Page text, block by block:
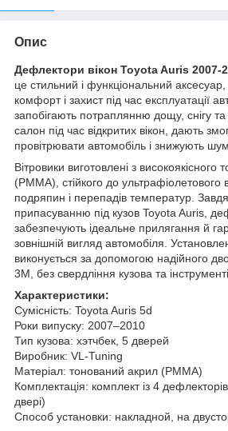
Опис
Дефлектори вікон Toyota Auris 2007-
це стильний і функціональний
комфорт і захист під час експлуатації
запобігають потраплянню дощу, снігу
салон під час відкритих вікон, дають
провітрювати автомобіль і знижують шум
Вітровики виготовлені з високоякісного
(PMMA), стійкого до ультрафіолетового
подряпин і перепадів температур.
припасуванню під кузов Toyota Auris,
забезпечують ідеальне прилягання й
зовнішній вигляд автомобіля.
виконується за допомогою надійного
3M, без свердління кузова та
Характеристики:
Сумісність: Toyota Auris 5d
Роки випуску: 2007–2010
Тип кузова: хэтчбек, 5 дверей
Виробник: VL-Tuning
Матеріал: тонований акрил (PMMA)
Комплектація: комплект із 4
двері)
Способ установки: накладной, на